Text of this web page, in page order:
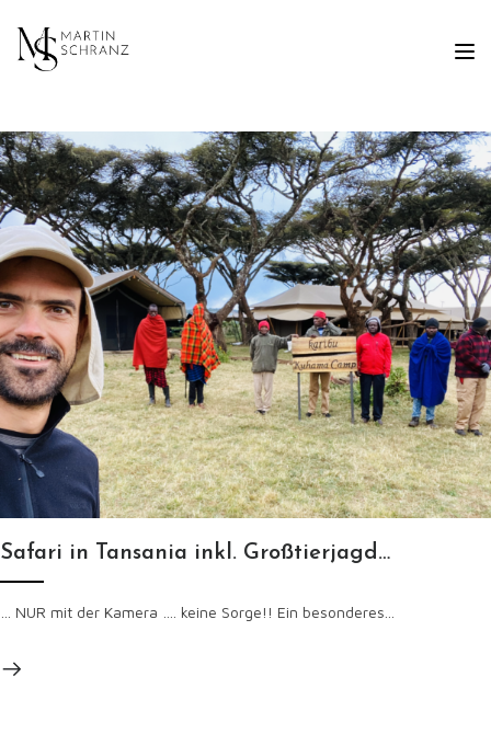
Safari in Tansania inkl. Großtierjagd…
… NUR mit der Kamera …. keine Sorge!! Ein besonderes...